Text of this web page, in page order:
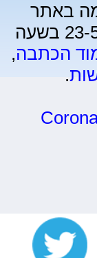
באתר
one בתאריך 23-5-20 בשעה
הכתבה,
.